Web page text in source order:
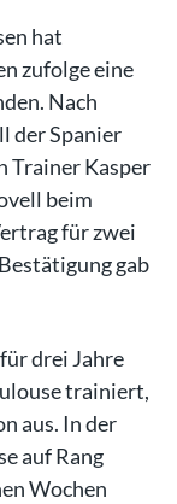
hat
zufolge eine
Nach
der Spanier
Trainer Kasper
beim
für zwei
gab
drei Jahre
trainiert,
aus. In der
auf Rang
Wochen